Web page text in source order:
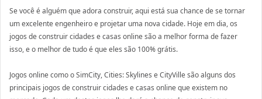
Se você é alguém que adora construir, aqui está sua chance de se tornar
um excelente engenheiro e projetar uma nova cidade. Hoje em dia, os
jogos de construir cidades e casas online são a melhor forma de fazer
isso, e o melhor de tudo é que eles são 100% grátis.
Jogos online como o SimCity, Cities: Skylines e CityVille são alguns dos
principais jogos de construir cidades e casas online que existem no